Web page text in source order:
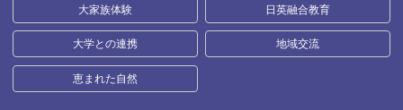
大家族体験 日英融合教育
大学との連携 地域交流
恵まれた自然